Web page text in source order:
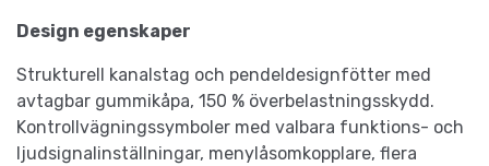
Design egenskaper
Strukturell kanalstag och pendeldesignfötter med
avtagbar gummikåpa, 150 % överbelastningsskydd.
Kontrollvägningssymboler med valbara funktions- och
ljudsignalinställningar, menylåsomkopplare, flera